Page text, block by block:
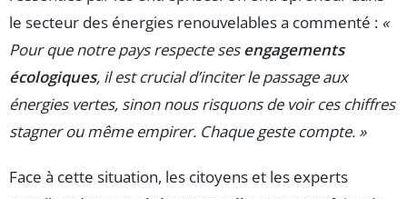
le secteur des énergies renouvelables a commenté : «
Pour que notre pays respecte sesengagements
écologiques, il est crucial d’inciter le passage aux
énergies vertes, sinon nous risquons de voir ces chiffres
stagner ou même empirer. Chaque geste compte. »
Face à cette situation, les citoyens et les experts